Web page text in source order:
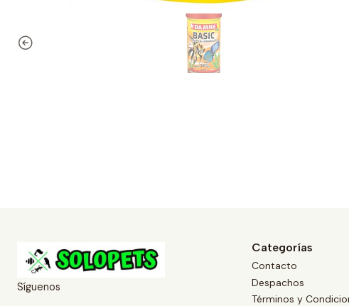
Síguenos
Categorías
Contacto
Despachos
Términos y